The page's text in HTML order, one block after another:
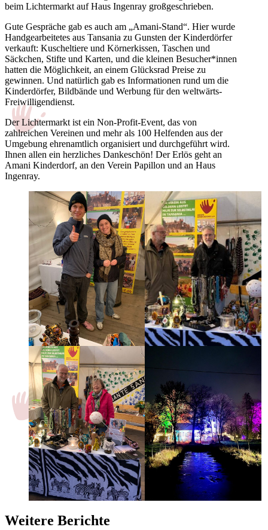
beim Lichtermarkt auf Haus Ingenray großgeschrieben.
Gute Gespräche gab es auch am „Amani-Stand“. Hier wurde
Handgearbeitetes aus Tansania zu Gunsten der Kinderdörfer
verkauft: Kuscheltiere und Körnerkissen, Taschen und
Säckchen, Stifte und Karten, und die kleinen Besucher*innen
hatten die Möglichkeit, an einem Glücksrad Preise zu
gewinnen. Und natürlich gab es Informationen rund um die
Kinderdörfer, Bildbände und Werbung für den weltwärts-
Freiwilligendienst.
Der Lichtermarkt ist ein Non-Profit-Event, das von
zahlreichen Vereinen und mehr als 100 Helfenden aus der
Umgebung ehrenamtlich organisiert und durchgeführt wird.
Ihnen allen ein herzliches Dankeschön! Der Erlös geht an
Amani Kinderdorf, an den Verein Papillon und an Haus
Ingenray.
Weitere Berichte